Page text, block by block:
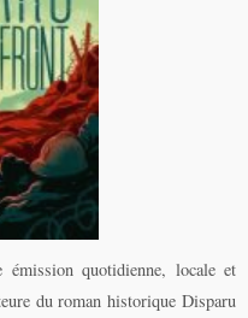
quotidienne, locale et
du roman historique Disparu